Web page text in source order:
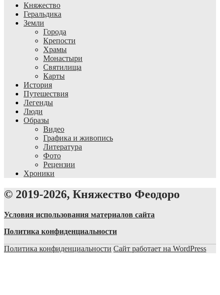
Княжество
Геральдика
Земли
Города
Крепости
Храмы
Монастыри
Святилища
Карты
История
Путешествия
Легенды
Люди
Образы
Видео
Графика и живопись
Литература
Фото
Рецензии
Хроники
© 2019-2026, Княжество Феодоро
Условия использования материалов сайта
Политика конфиденциальности
Политика конфиденциальности Сайт работает на WordPress